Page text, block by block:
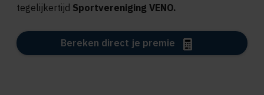
tegelijkertijd Sportvereniging VENO.
Bereken direct je premie